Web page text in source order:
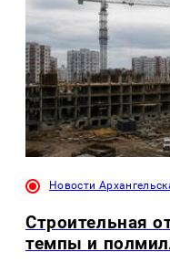
Новости
Строительная
темпы и